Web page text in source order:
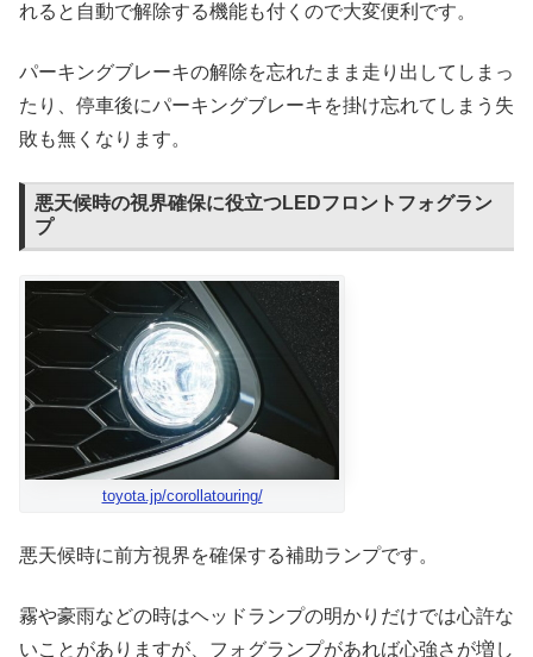
れると自動で解除する機能も付くので大変便利です。
パーキングブレーキの解除を忘れたまま走り出してしまっ
たり、停車後にパーキングブレーキを掛け忘れてしまう失
敗も無くなります。
悪天候時の視界確保に役立つLEDフロントフォグラン
プ
toyota.jp/corollatouring/
悪天候時に前方視界を確保する補助ランプです。
霧や豪雨などの時はヘッドランプの明かりだけでは心許な
いことがありますが、フォグランプがあれば心強さが増し